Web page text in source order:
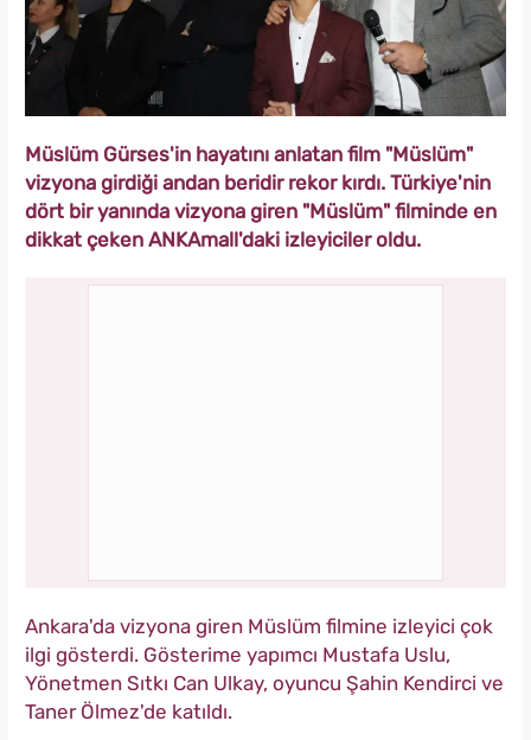
Müslüm Gürses'in hayatını anlatan film "Müslüm"
vizyona girdiği andan beridir rekor kırdı. Türkiye'nin
dört bir yanında vizyona giren "Müslüm" filminde en
dikkat çeken ANKAmall'daki izleyiciler oldu.
Ankara'da vizyona giren Müslüm filmine izleyici çok
ilgi gösterdi. Gösterime yapımcı Mustafa Uslu,
Yönetmen Sıtkı Can Ulkay, oyuncu Şahin Kendirci ve
Taner Ölmez'de katıldı.